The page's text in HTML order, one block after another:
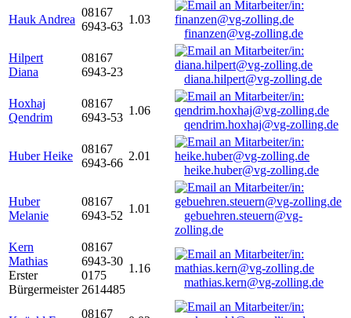
Hauk Andrea
08167
6943-63
1.03
finanzen@vg-zolling.de
Hilpert
Diana
08167
6943-23
diana.hilpert@vg-zolling.de
Hoxhaj
Qendrim
08167
6943-53
1.06
qendrim.hoxhaj@vg-zolling.de
Huber Heike
08167
6943-66
2.01
heike.huber@vg-zolling.de
Huber
Melanie
08167
6943-52
1.01
gebuehren.steuern@vg-
zolling.de
Kern
Mathias
Erster
Bürgermeister
08167
6943-30
0175
2614485
1.16
mathias.kern@vg-zolling.de
08167